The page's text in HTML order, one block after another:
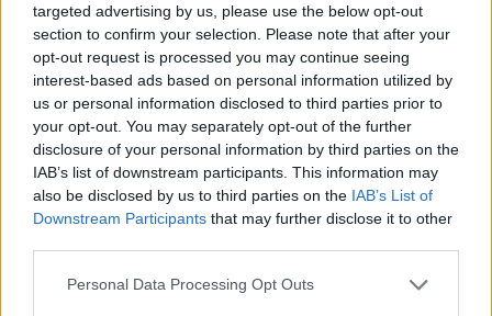
targeted advertising by us, please use the below opt-out
section to confirm your selection. Please note that after your
opt-out request is processed you may continue seeing
interest-based ads based on personal information utilized by
us or personal information disclosed to third parties prior to
your opt-out. You may separately opt-out of the further
disclosure of your personal information by third parties on the
IAB’s list of downstream participants. This information may
also be disclosed by us to third parties on the IAB’s List of
Downstream Participants that may further disclose it to other
Personal Data Processing Opt Outs
Krajowy Rejestr Psów i Kotów coraz
bliżej. Co zakłada?